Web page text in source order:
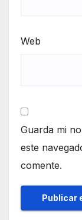
Web
Guarda mi
este
comente.